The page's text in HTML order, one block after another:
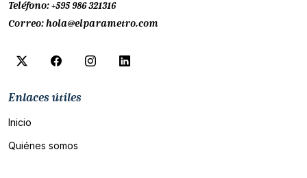
Teléfono:+595 986 321316
Correo:hola@elparametro.com
Enlaces útiles
Inicio
Quiénes somos